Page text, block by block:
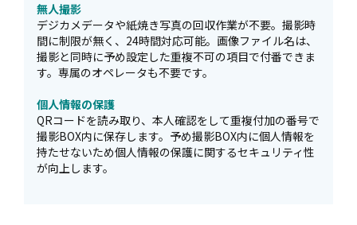
無人撮影
デジカメデータや紙焼き写真の回収作業が不要。撮影時
間に制限が無く、24時間対応可能。画像ファイル名は、
撮影と同時に予め設定した重複不可の項目で付番できま
す。専属のオペレータも不要です。
個人情報の保護
QRコードを読み取り、本人確認をして重複付加の番号で
撮影BOX内に保存します。予め撮影BOX内に個人情報を
持たせないため個人情報の保護に関するセキュリティ性
が向上します。